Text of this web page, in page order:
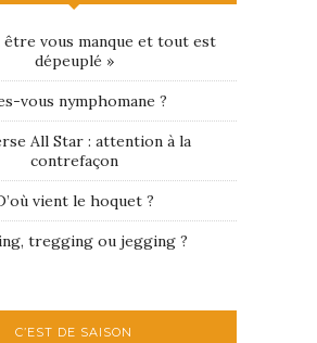
être vous manque et tout est
dépeuplé »
vous nymphomane ?
All Star : attention à la
contrefaçon
vient le hoquet ?
tregging ou jegging ?
C’EST DE SAISON